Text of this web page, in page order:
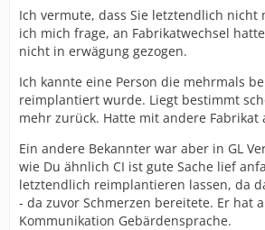
Ich vermute, dass Sie letztendlich nicht
ich mich frage, an Fabrikatwechsel
nicht in erwägung gezogen.
Ich kannte eine Person die mehrmals
reimplantiert wurde. Liegt bestimmt
mehr zurück. Hatte mit andere Fabrikat
Ein andere Bekannter war aber in GL
wie Du ähnlich CI ist gute Sache lief
letztendlich reimplantieren lassen, da
- da zuvor Schmerzen bereitete. Er hat
Kommunikation Gebärdensprache.